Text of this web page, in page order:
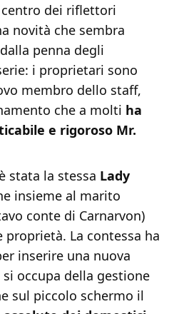
dei riflettori
novità che sembra
penna degli
i proprietari sono
membro dello staff,
che a molti ha
e rigoroso Mr.
stata la stessa Lady
insieme al marito
conte di Carnarvon)
La contessa ha
inserire una nuova
occupa della gestione
sul piccolo schermo il